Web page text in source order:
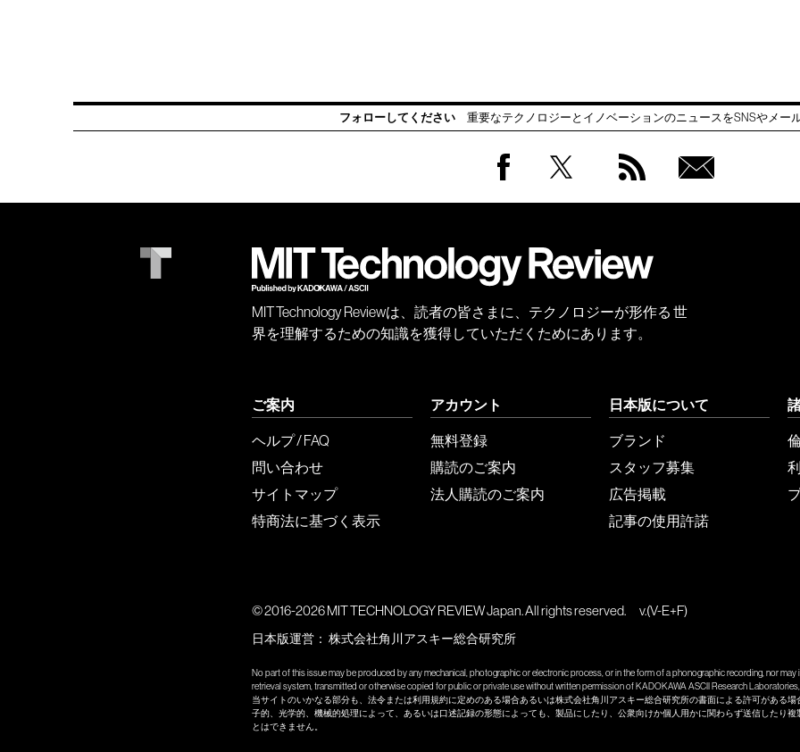
フォローしてください 重要なテクノロジーとイノベーションのニュースをSNSやメー
会員
MIT Technology Reviewは、読者の皆さまに、テクノロジーが形作る 世
界を理解するための知識を獲得していただくためにあります。
ご案内
ヘルプ / FAQ
問い合わせ
サイトマップ
特商法に基づく表示
アカウント
無料登録
購読のご案内
法人購読のご案内
日本版について
ブランド
スタッフ募集
広告掲載
記事の使用許諾
© 2016-2026 MIT TECHNOLOGY REVIEW Japan. All rights reserved. v.(V-E+F)
日本版運営： 株式会社角川アスキー総合研究所
No part of this issue may be produced by any mechanical, photographic or electronic process, or in the form of a phonographic recording, nor may
retrieval system, transmitted or otherwise copied for public or private use without written permission of KADOKAWA ASCII Research Laboratories,
当サイトのいかなる部分も、法令または利用規約に定めのある場合あるいは株式会社角川アスキー総合研究所の書面による許可がある場
子的、光学的、機械的処理によって、あるいは口述記録の形態によっても、製品にしたり、公衆向けか個人用かに関わらず送信したり複
とはできません。